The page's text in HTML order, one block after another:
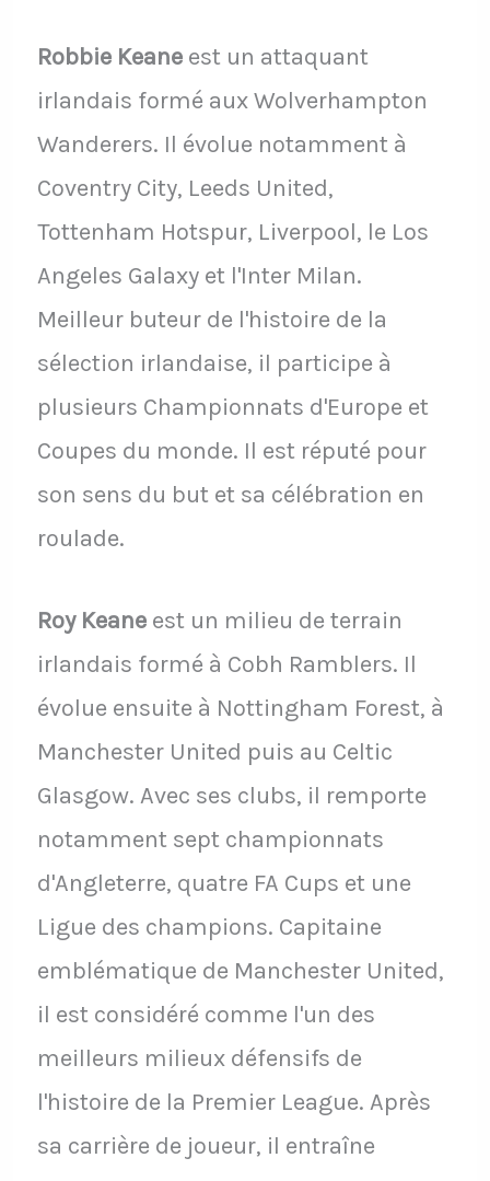
Robbie Keaneest un attaquant
irlandais formé aux Wolverhampton
Wanderers. Il évolue notamment à
Coventry City, Leeds United,
Tottenham Hotspur, Liverpool, le Los
Angeles Galaxy et l'Inter Milan.
Meilleur buteur de l'histoire de la
sélection irlandaise, il participe à
plusieurs Championnats d'Europe et
Coupes du monde. Il est réputé pour
son sens du but et sa célébration en
roulade.
Roy Keaneest un milieu de terrain
irlandais formé à Cobh Ramblers. Il
évolue ensuite à Nottingham Forest, à
Manchester United puis au Celtic
Glasgow. Avec ses clubs, il remporte
notamment sept championnats
d'Angleterre, quatre FA Cups et une
Ligue des champions. Capitaine
emblématique de Manchester United,
il est considéré comme l'un des
meilleurs milieux défensifs de
l'histoire de la Premier League. Après
sa carrière de joueur, il entraîne